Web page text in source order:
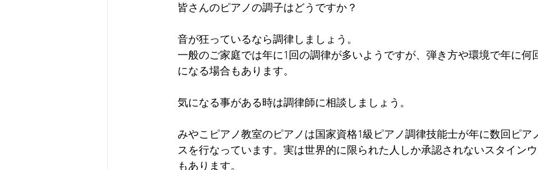
皆さんのピアノの調子はどうですか？
音が狂っているなら調律しましょう。
一般のご家庭では年に1回の調律が多いようですが、弾き方や環境で年に何
になる場合もあります。
気になる事がある時は調律師に相談しましょう。
みやこピアノ教室のピアノは国家資格1級ピアノ調律技能士が年に数回ピア
スを行なっています。実は世界的に限られた人しか承認されないスタイン
もあります。